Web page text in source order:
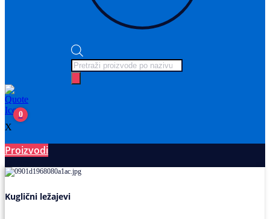
Products
search
0
X
Proizvodi
Kuglični ležajevi